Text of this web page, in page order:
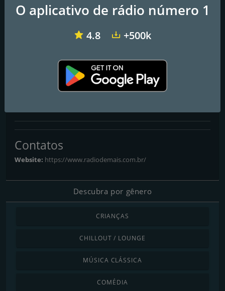
Band FM
Contatos
Website: https://www.radiodemais.com.br/
Descubra por gênero
CRIANÇAS
CHILLOUT / LOUNGE
MÚSICA CLÁSSICA
COMÉDIA
O aplicativo de rádio número 1
4.8 +500k